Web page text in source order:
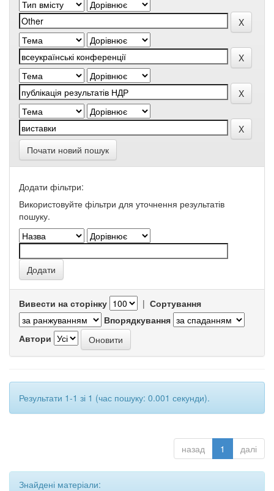
Почати новий пошук
Додати фільтри:
Використовуйте фільтри для уточнення результатів
пошуку.
Вивести на сторінку | Сортування
Впорядкування
Автори
Результати 1-1 зі 1 (час пошуку: 0.001 секунди).
назад 1 далі
Знайдені матеріали: